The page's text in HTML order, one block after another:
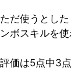
ただ使うとし
ンボスキルを
評価は5点中3点